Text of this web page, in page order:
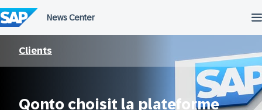
au
contenu
Clients
Qonto choisit la plateforme